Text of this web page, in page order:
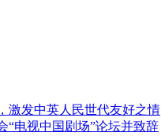
激发中英人民世代友好之情
“电视中国剧场”论坛并致辞